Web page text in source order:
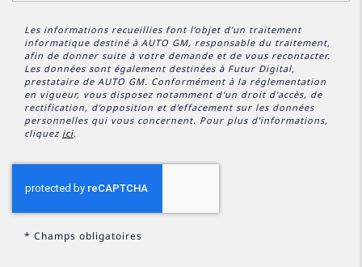
Les informations recueillies font l’objet d’un traitement
informatique destiné à AUTO GM, responsable du traitement,
afin de donner suite à votre demande et de vous recontacter.
Les données sont également destinées à Futur Digital,
prestataire de AUTO GM. Conformément à la réglementation
en vigueur, vous disposez notamment d'un droit d'accès, de
rectification, d'opposition et d'effacement sur les données
personnelles qui vous concernent. Pour plus d’informations,
cliquez ici.
* Champs obligatoires